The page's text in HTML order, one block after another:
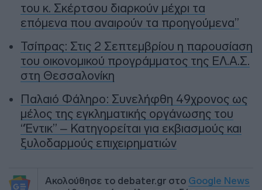
του κ. Σκέρτσου διαρκούν μέχρι τα
επόμενα που αναιρούν τα προηγούμενα”
Τσίπρας: Στις 2 Σεπτεμβρίου η παρουσίαση
του οικονομικού προγράμματος της ΕΛ.Α.Σ.
στη Θεσσαλονίκη
Παλαιό Φάληρο: Συνελήφθη 49χρονος ως
μέλος της εγκληματικής οργάνωσης του
“Έντικ” – Κατηγορείται για εκβιασμούς και
ξυλοδαρμούς επιχειρηματιών
Ακολούθησε το debater.gr στο Google News